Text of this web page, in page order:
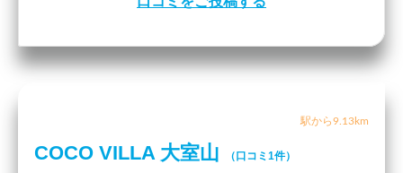
駅から9.13km
COCO VILLA 大室山 （口コミ1件）